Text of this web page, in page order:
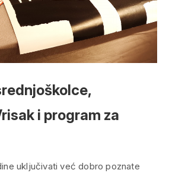
i program za
uključivati već dobro poznate